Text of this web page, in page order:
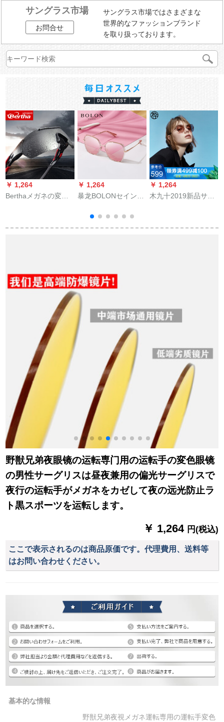
サングラス市場
お問合せ
サングラス市場ではさまざまな
世界的なファッションブランド
を取り扱っております。
￥ 1,264
Berthaメガネの変色
000867亮黒
￥ 1,264
暴龙BOLONセイング
￥ 1,264
木九十2019新品サン
インに細かいメータ
野獣兄弟夜眼镜の运転専门用の运転手の変色眼镜
の男性サーグリスは昼夜兼用の偏光サーグリスで
夜行の运転手がメガネをカゼして夜の远光防止ラ
ト黒スポーツを运転します。
￥ 1,264 円(税込)
ここで表示されるのは商品原価です。代理費用、送料等
はお問い合わせください。
基本的な情報
野獣兄弟夜視メガネ運転専用の運転手変色